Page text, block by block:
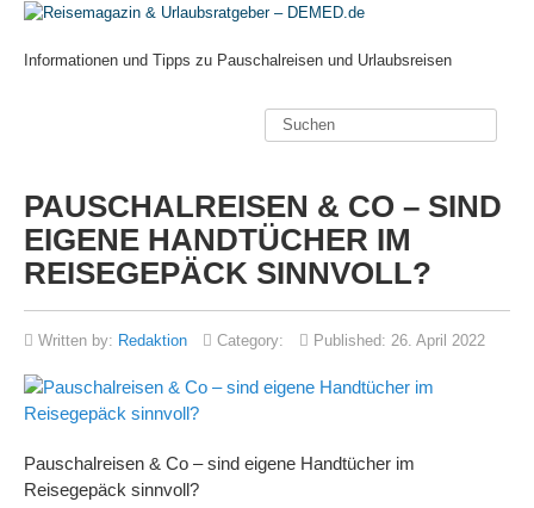
Informationen und Tipps zu Pauschalreisen und Urlaubsreisen
PAUSCHALREISEN & CO – SIND
EIGENE HANDTÜCHER IM
REISEGEPÄCK SINNVOLL?
Written by: Redaktion Category: Published: 26. April 2022
Pauschalreisen & Co – sind eigene Handtücher im
Reisegepäck sinnvoll?